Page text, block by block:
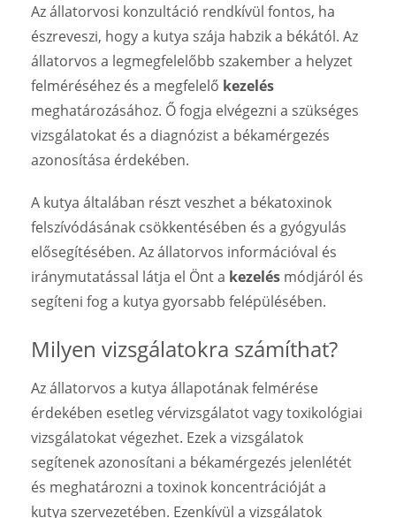
Az állatorvosi konzultáció rendkívül fontos, ha
észreveszi, hogy a kutya szája habzik a békától. Az
állatorvos a legmegfelelőbb szakember a helyzet
felméréséhez és a megfelelő kezelés
meghatározásához. Ő fogja elvégezni a szükséges
vizsgálatokat és a diagnózist a békamérgezés
azonosítása érdekében.
A kutya általában részt veszhet a békatoxinok
felszívódásának csökkentésében és a gyógyulás
elősegítésében. Az állatorvos információval és
iránymutatással látja el Önt a kezelés módjáról és
segíteni fog a kutya gyorsabb felépülésében.
Milyen vizsgálatokra számíthat?
Az állatorvos a kutya állapotának felmérése
érdekében esetleg vérvizsgálatot vagy toxikológiai
vizsgálatokat végezhet. Ezek a vizsgálatok
segítenek azonosítani a békamérgezés jelenlétét
és meghatározni a toxinok koncentrációját a
kutya szervezetében. Ezenkívül a vizsgálatok